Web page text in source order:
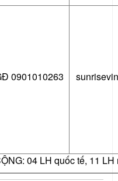
0901010263
04 LH quốc tế, 11 LH